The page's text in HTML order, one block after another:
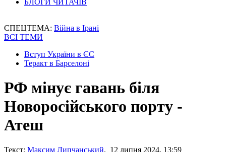
БЛОГИ ЧИТАЧІВ
СПЕЦТЕМА: Війна в Ірані
ВСІ ТЕМИ
Вступ України в ЄС
Теракт в Барселоні
РФ мінує гавань біля
Новоросійського порту -
Атеш
Текст: Максим Липчанський, 12 липня 2024, 13:59